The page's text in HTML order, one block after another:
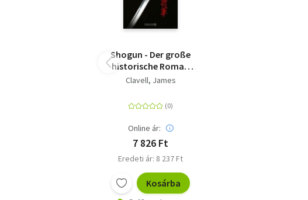
Shogun - Der große
historische Roman
über die Einigung
Blockbuster-Serie bei
Disney+
Clavell, James
Online ár:
7 826 Ft
Eredeti ár: 8 237 Ft
Kosárba